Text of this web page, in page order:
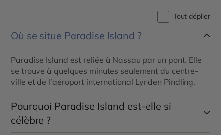
Tout déplier
Où se situe Paradise Island ?
Paradise Island est reliée à Nassau par un pont. Elle
se trouve à quelques minutes seulement du centre-
ville et de l’aéroport international Lynden Pindling.
Pourquoi Paradise Island est-elle si
célèbre ?